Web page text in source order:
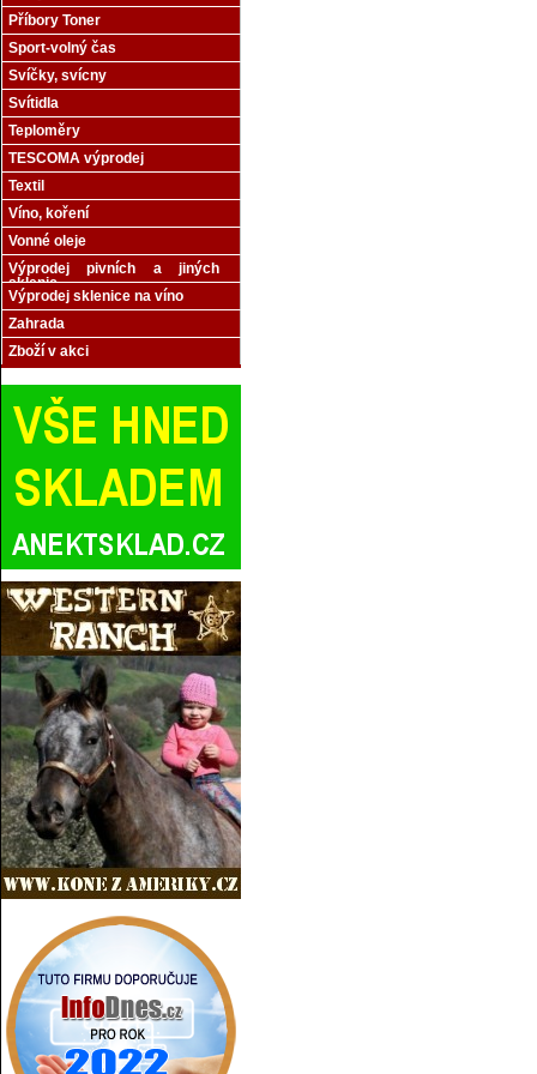
Příbory Toner
Sport-volný čas
Svíčky, svícny
Svítidla
Teploměry
TESCOMA výprodej
Textil
Víno, koření
Vonné oleje
Výprodej pivních a jiných
sklenic
Výprodej sklenice na víno
Zahrada
Zboží v akci